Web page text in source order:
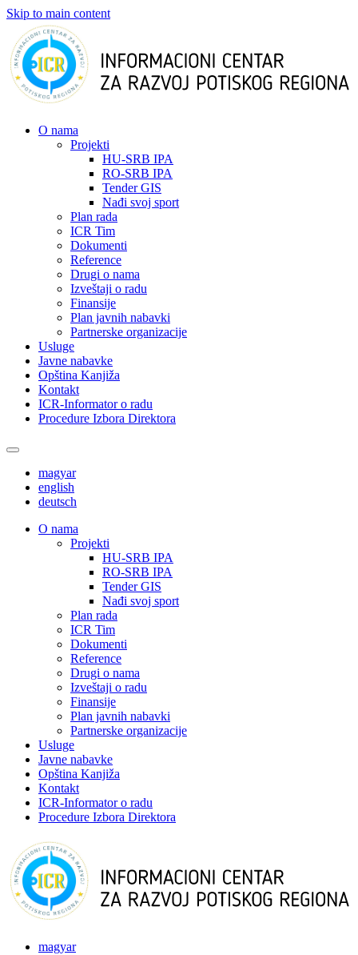
Skip to main content
О nama
Projekti
HU-SRB IPA
RO-SRB IPA
Tender GIS
Nađi svoj sport
Plan rada
ICR Tim
Dokumenti
Reference
Drugi o nama
Izveštaji o radu
Finansije
Plan javnih nabavki
Partnerske organizacije
Usluge
Javne nabavke
Opština Kanjiža
Kontakt
ICR-Informator o radu
Procedure Izbora Direktora
magyar
english
deutsch
О nama
Projekti
HU-SRB IPA
RO-SRB IPA
Tender GIS
Nađi svoj sport
Plan rada
ICR Tim
Dokumenti
Reference
Drugi o nama
Izveštaji o radu
Finansije
Plan javnih nabavki
Partnerske organizacije
Usluge
Javne nabavke
Opština Kanjiža
Kontakt
ICR-Informator o radu
Procedure Izbora Direktora
magyar